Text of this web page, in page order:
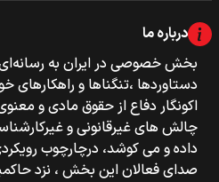
درباره ما
بخش خصوصی‌‌ در ایران به رسانه‌ای
دستاوردها ،تنگناها و راهکارهای
اکونگار دفاع از حقوق مادی و
چالش های غیرقانونی و
داده و می کوشد، درچارچوب
صدای فعالان این بخش ، نزد